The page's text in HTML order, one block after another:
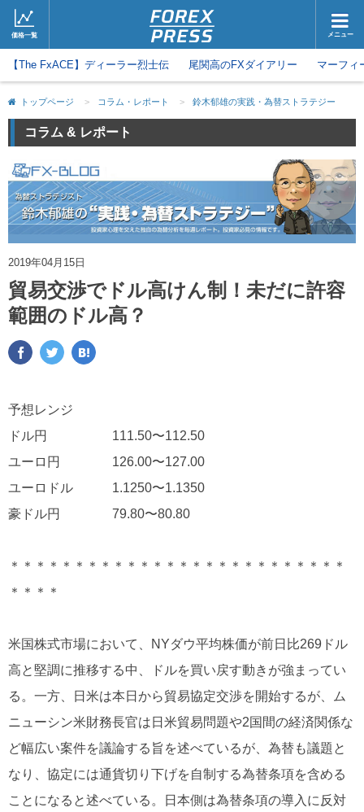
価格一覧 メニュー
ホーム ニュース
取引会社 マーケット
コラム・レポート
動画
【The FxACE】ディーラー烈士伝 尾関高のFXダイアリー マーフィ
トップページ > コラム・レポート > 鈴木郁雄の実践・為替ストラテジー
コラム & レポート
2019年04月15日
貿易交渉でドル高けん制！未だに許容
範囲のドル高？
予想レンジ
ドル円 111.50〜112.50
ユーロ円 126.00〜127.00
ユーロドル 1.1250〜1.1350
豪ドル円 79.80〜80.80
＊＊＊＊＊＊＊＊＊＊＊＊＊＊＊＊＊＊＊＊＊＊＊＊＊＊
＊＊＊＊
米国株式市場において、NYダウ平均株価が前日比269ドル
高と堅調に推移する中、ドルを買い戻す動きが強まってい
る。一方、日米は本日から貿易協定交渉を開始するが、ム
ニューシン米財務長官は日米貿易問題や2国間の経済関係な
ど幅広い案件を議論する旨を述べているが、為替も議題と
なり、協定には通貨切り下げを自制する為替条項を含める
ことになると述べている。日本側は為替条項の導入に反対